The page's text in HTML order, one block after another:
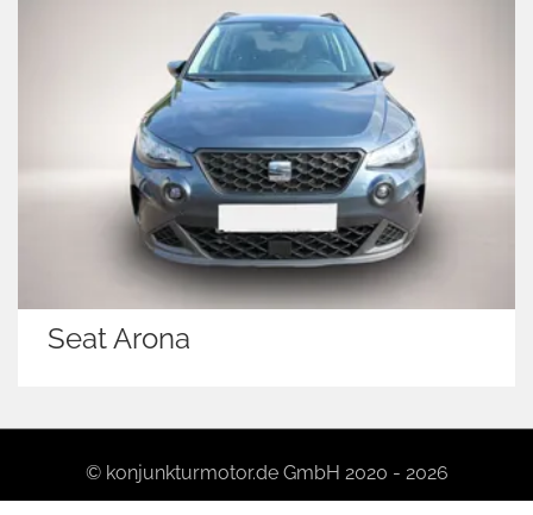
Seat Arona
© konjunkturmotor.de GmbH 2020 - 2026